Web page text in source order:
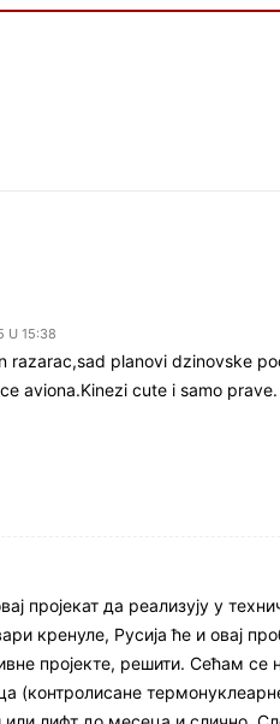
U 15:38
razarac,sad planovi dzinovske
aviona.Kinezi cute i samo prave.
пројекат да реализују у
кренуле, Русија ће и овај
пројекте, решити. Сећам се
(контролисане